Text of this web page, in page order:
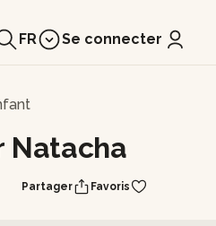
FR Se connecter
Natacha
Partager Favoris